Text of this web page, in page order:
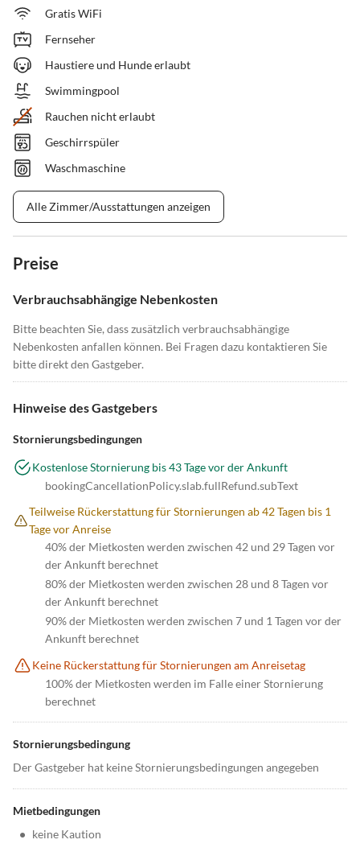
Gratis WiFi
Fernseher
Haustiere und Hunde erlaubt
Swimmingpool
Rauchen nicht erlaubt
Geschirrspüler
Waschmaschine
Alle Zimmer/Ausstattungen anzeigen
Preise
Verbrauchsabhängige Nebenkosten
Bitte beachten Sie, dass zusätzlich verbrauchsabhängige
Nebenkosten anfallen können. Bei Fragen dazu kontaktieren Sie
bitte direkt den Gastgeber.
Hinweise des Gastgebers
Stornierungsbedingungen
Kostenlose Stornierung bis 43 Tage vor der Ankunft
bookingCancellationPolicy.slab.fullRefund.subText
Teilweise Rückerstattung für Stornierungen ab 42 Tagen bis 1
Tage vor Anreise
40% der Mietkosten werden zwischen 42 und 29 Tagen vor
der Ankunft berechnet
80% der Mietkosten werden zwischen 28 und 8 Tagen vor
der Ankunft berechnet
90% der Mietkosten werden zwischen 7 und 1 Tagen vor der
Ankunft berechnet
Keine Rückerstattung für Stornierungen am Anreisetag
100% der Mietkosten werden im Falle einer Stornierung
berechnet
Stornierungsbedingung
Der Gastgeber hat keine Stornierungsbedingungen angegeben
Mietbedingungen
• keine Kaution